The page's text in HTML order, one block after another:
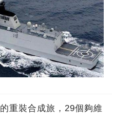
重裝合成旅，29個夠維